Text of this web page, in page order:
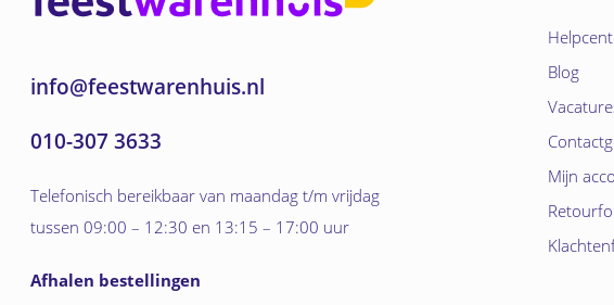
info@feestwarenhuis.nl
010-307 3633
Telefonisch bereikbaar van maandag t/m vrijdag
tussen 09:00 – 12:30 en 13:15 – 17:00 uur
Afhalen bestellingen
Blog
Mijn